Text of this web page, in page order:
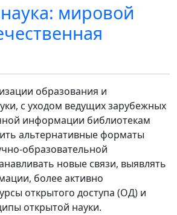
мировой
образования и
с уходом ведущих зарубежных
информации библиотекам
альтернативные форматы
образовательной
новые связи, выявлять
более активно
открытого доступа (ОД) и
открытой науки.